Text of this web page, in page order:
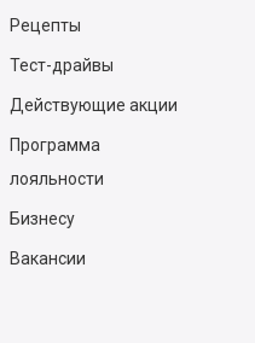
Рецепты
Тест-драйвы
Действующие акции
Программа
лояльности
Бизнесу
Вакансии